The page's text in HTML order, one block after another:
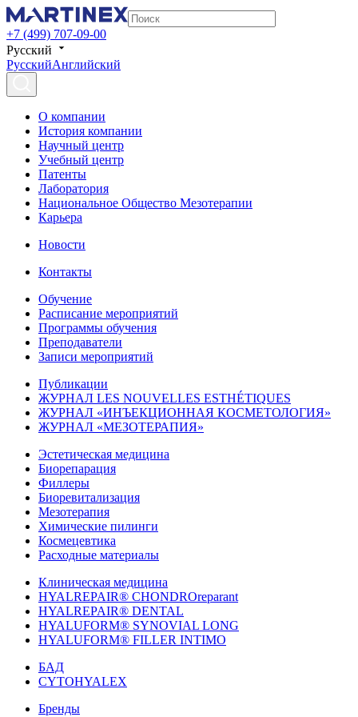
+7 (499) 707-09-00
Русский
РусскийАнглийский
О компании
История компании
Научный центр
Учебный центр
Патенты
Лаборатория
Национальное Общество Мезотерапии
Карьера
Новости
Контакты
Обучение
Расписание мероприятий
Программы обучения
Преподаватели
Записи мероприятий
Публикации
ЖУРНАЛ LES NOUVELLES ESTHÉTIQUES
ЖУРНАЛ «ИНЪЕКЦИОННАЯ КОСМЕТОЛОГИЯ»
ЖУРНАЛ «МЕЗОТЕРАПИЯ»
Эстетическая медицина
Биорепарация
Филлеры
Биоревитализация
Мезотерапия
Химические пилинги
Космецевтика
Расходные материалы
Клиническая медицина
HYALREPAIR® CHONDROreparant
HYALREPAIR® DENTAL
HYALUFORM® SYNOVIAL LONG
HYALUFORM® FILLER INTIMO
БАД
CYTOHYALEX
Бренды